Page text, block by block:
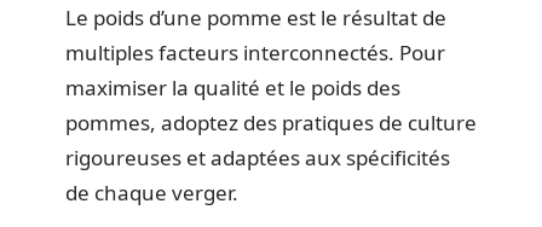
Le poids d’une pomme est le résultat de
multiples facteurs interconnectés. Pour
maximiser la qualité et le poids des
pommes, adoptez des pratiques de culture
rigoureuses et adaptées aux spécificités
de chaque verger.